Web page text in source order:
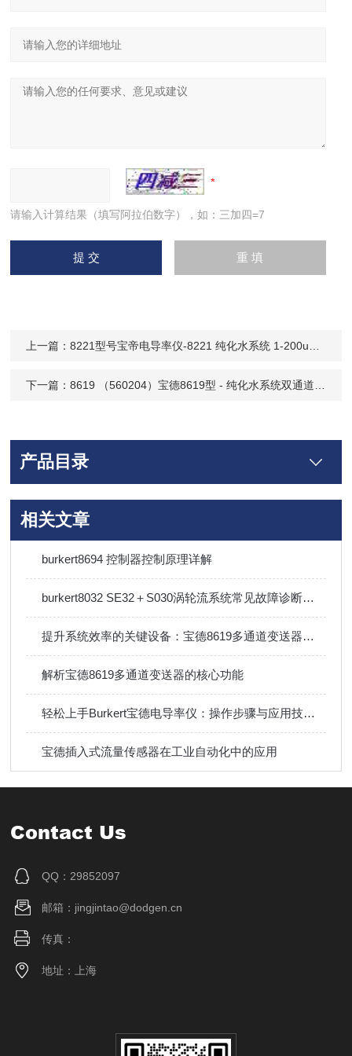
请输入计算结果（填写阿拉伯数字），如：三加四=7
上一篇：8221型号宝帝电导率仪-8221 纯化水系统 1-200uS/cm-93161502
下一篇：8619 （560204）宝德8619型 - 纯化水系统双通道变送器-560204
产品目录
相关文章
burkert8694 控制器控制原理详解
burkert8032 SE32＋S030涡轮流系统常见故障诊断与排除方法
提升系统效率的关键设备：宝德8619多通道变送器技术详解
解析宝德8619多通道变送器的核心功能
轻松上手Burkert宝德电导率仪：操作步骤与应用技巧指南
宝德插入式流量传感器在工业自动化中的应用
Contact Us
QQ：29852097
邮箱：jingjintao@dodgen.cn
传真：
地址：上海